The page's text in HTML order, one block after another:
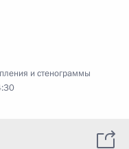
и стенограммы